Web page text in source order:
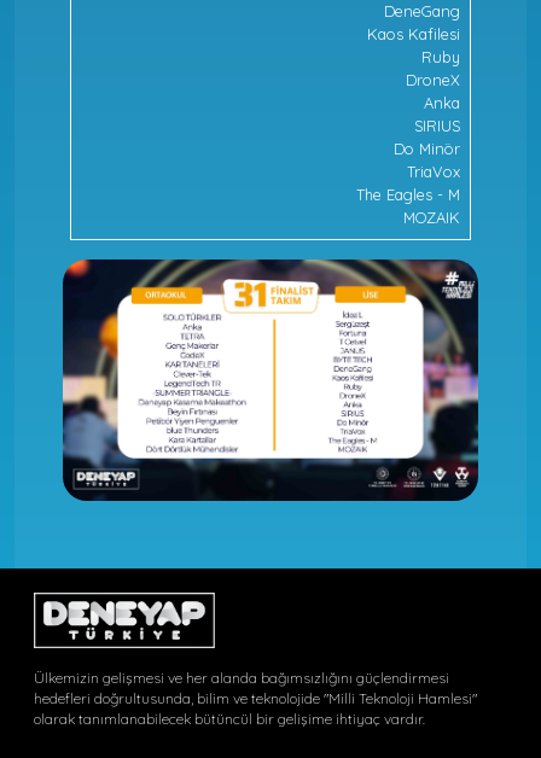
DeneGang
Kaos Kafilesi
Ruby
DroneX
Anka
SIRIUS
Do Minör
TriaVox
The Eagles - M
MOZAIK
Ülkemizin gelişmesi ve her alanda bağımsızlığını güçlendirmesi
hedefleri doğrultusunda, bilim ve teknolojide "Milli Teknoloji Hamlesi"
olarak tanımlanabilecek bütüncül bir gelişime ihtiyaç vardır.